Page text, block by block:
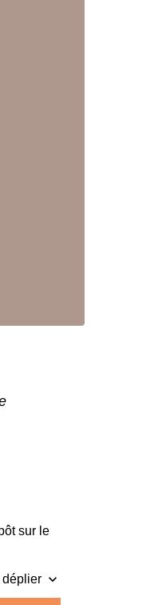
sur le
déplier keyboard_arrow_down